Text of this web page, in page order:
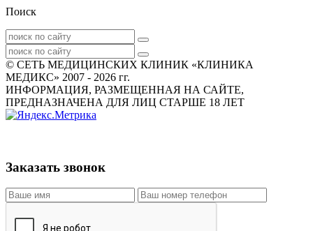
Поиск
© СЕТЬ МЕДИЦИНСКИХ КЛИНИК «КЛИНИКА
МЕДИКС» 2007 - 2026 гг.
ИНФОРМАЦИЯ, РАЗМЕЩЕННАЯ НА САЙТЕ,
ПРЕДНАЗНАЧЕНА ДЛЯ ЛИЦ СТАРШЕ 18 ЛЕТ
Заказать звонок